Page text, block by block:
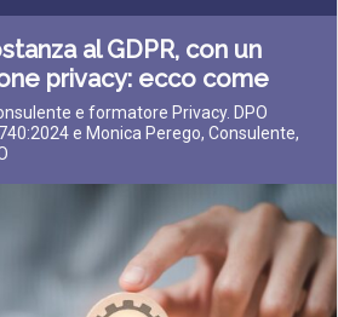
al GDPR, con un
privacy: ecco come
e formatore Privacy. DPO
e Monica Perego, Consulente,